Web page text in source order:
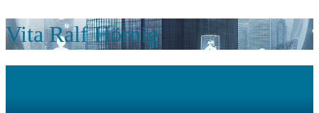
Vita Ralf Hörnig